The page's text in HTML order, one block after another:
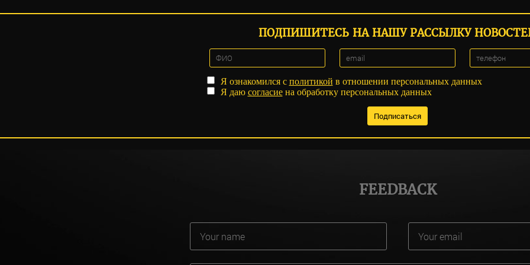
ПОДПИШИТЕСЬ НА НАШУ РАССЫЛКУ
Я ознакомился с политикой в отношении персональных данных
Я даю согласиена обработку персональных данных
FEEDBACK